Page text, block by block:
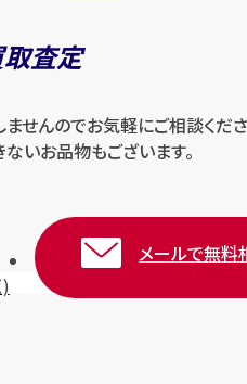
査定
せんのでお気軽にご相談くださ
いお品物もございます。
メールで無料